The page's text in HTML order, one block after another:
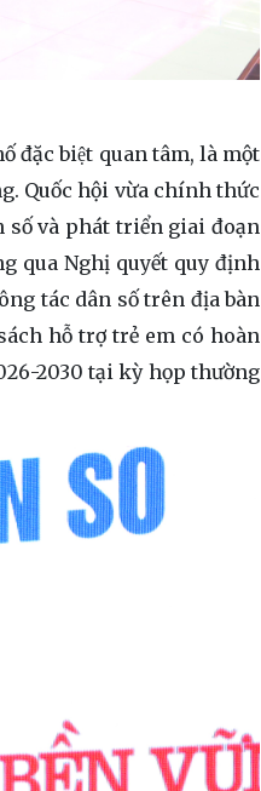
đặc biệt quan tâm, là một
Quốc hội vừa chính thức
số và phát triển giai đoạn
qua Nghị quyết quy định
tác dân số trên địa bàn
hỗ trợ trẻ em có hoàn
2030 tại kỳ họp thường